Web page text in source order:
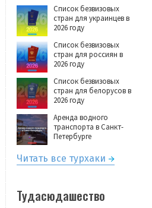
Список безвизовых
стран для украинцев в
2026 году
Список безвизовых
стран для россиян в
2026 году
Список безвизовых
стран для белорусов в
2026 году
Аренда водного
транспорта в Санкт-
Петербурге
Читать все турхаки
Тудасюдашество